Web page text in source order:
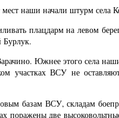
наши начали штурм села
плацдарм на левом
Бурлук.
Южнее этого села
участках ВСУ не
базам ВСУ, складам
две